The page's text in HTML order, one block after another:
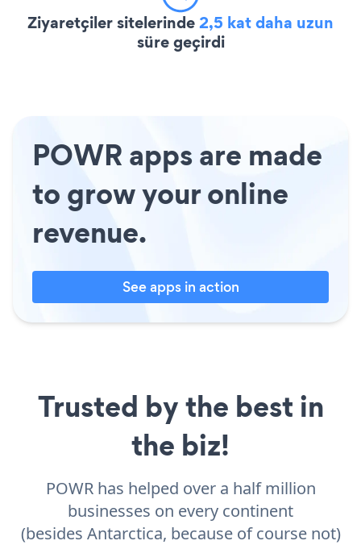
Ziyaretçiler sitelerinde2,5 kat daha uzun
süre geçirdi
POWR apps are made
to grow your online
revenue.
See apps in action
Trusted by the best in
the biz!
POWR has helped over a half million
businesses on every continent
(besides Antarctica, because of course not)